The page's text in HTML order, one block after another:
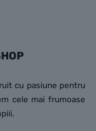
cu pasiune pentru
cele mai frumoase